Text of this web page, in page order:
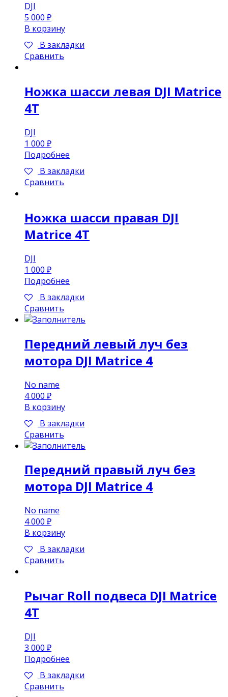
DJI
5 000 ₽
В корзину
В закладки
Сравнить
Ножка шасси левая DJI Matrice
4T
DJI
1 000 ₽
Подробнее
В закладки
Сравнить
Ножка шасси правая DJI
Matrice 4T
DJI
1 000 ₽
Подробнее
В закладки
Сравнить
Передний левый луч без
мотора DJI Matrice 4
No name
4 000 ₽
В корзину
В закладки
Сравнить
Передний правый луч без
мотора DJI Matrice 4
No name
4 000 ₽
В корзину
В закладки
Сравнить
Рычаг Roll подвеса DJI Matrice
4T
DJI
3 000 ₽
Подробнее
В закладки
Сравнить